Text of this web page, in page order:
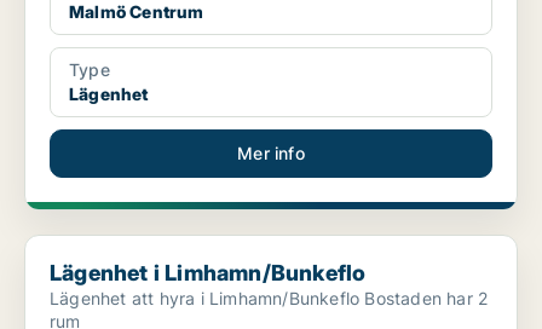
Malmö Centrum
Type
Lägenhet
Mer info
Lägenhet i Limhamn/Bunkeflo
Lägenhet i Limhamn/Bunkeflo
Lägenhet att hyra i Limhamn/Bunkeflo Bostaden har 2
rum